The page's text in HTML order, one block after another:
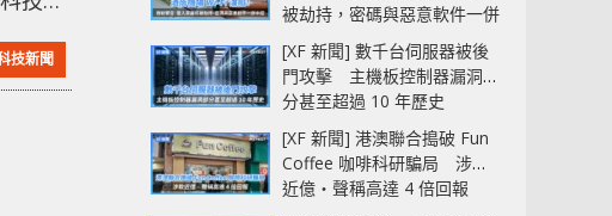
是
技新聞
被劫持，密碼與惡意軟件一併
中招
[XF 新聞] 數千台伺服器被後
門攻擊 主機板控制器漏洞部
分甚至超過 10 年歷史
[XF 新聞] 港澳聯合搗破 Fun
Coffee 咖啡科研騙局 涉款
近億‧聲稱高達 4 倍回報